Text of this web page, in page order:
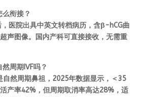
衔接？
医院出具中英文转档病历，含β-hCG曲
声图像。国内产科可直接接收，无需重
周期IVF吗？
自然周期鼻祖，2025年数据显示，＜35
产率42%，但周期取消率高达28%，适